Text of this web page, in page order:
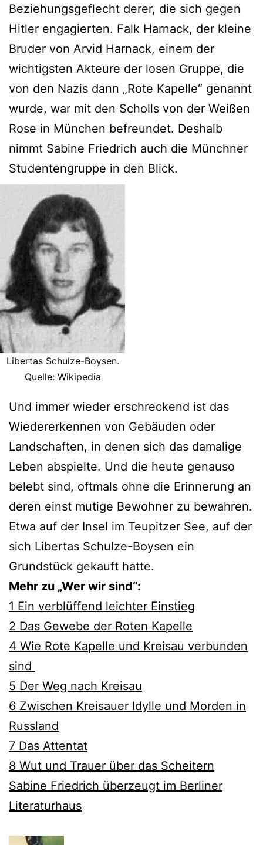
Beziehungsgeflecht derer, die sich gegen
Hitler engagierten. Falk Harnack, der kleine
Bruder von Arvid Harnack, einem der
wichtigsten Akteure der losen Gruppe, die
von den Nazis dann „Rote Kapelle“ genannt
wurde, war mit den Scholls von der Weißen
Rose in München befreundet. Deshalb
nimmt Sabine Friedrich auch die Münchner
Studentengruppe in den Blick.
Libertas Schulze-Boysen.
Quelle: Wikipedia
Und immer wieder erschreckend ist das
Wiedererkennen von Gebäuden oder
Landschaften, in denen sich das damalige
Leben abspielte. Und die heute genauso
belebt sind, oftmals ohne die Erinnerung an
deren einst mutige Bewohner zu bewahren.
Etwa auf der Insel im Teupitzer See, auf der
sich Libertas Schulze-Boysen ein
Grundstück gekauft hatte.
Mehr zu „Wer wir sind“:
1 Ein verblüffend leichter Einstieg
2 Das Gewebe der Roten Kapelle
4 Wie Rote Kapelle und Kreisau verbunden
sind
5 Der Weg nach Kreisau
6 Zwischen Kreisauer Idylle und Morden in
Russland
7 Das Attentat
8 Wut und Trauer über das Scheitern
Sabine Friedrich überzeugt im Berliner
Literaturhaus